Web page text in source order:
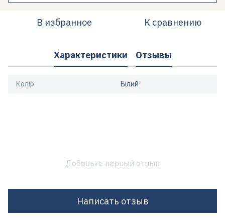
В избранное К сравнению
Характеристики Отзывы
Колір Білий
Добавьте первый отзыв
Написать отзыв